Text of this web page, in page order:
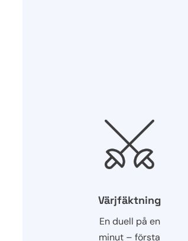
Värjfäktning
En duell på en
minut – första